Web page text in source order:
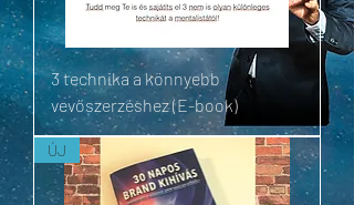
3 technika a könnyebb
vevőszerzéshez (E-book)
ÚJ